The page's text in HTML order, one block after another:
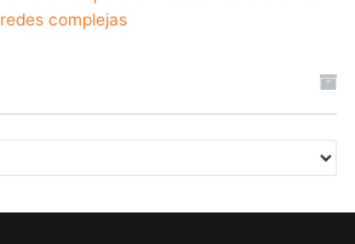
complejas